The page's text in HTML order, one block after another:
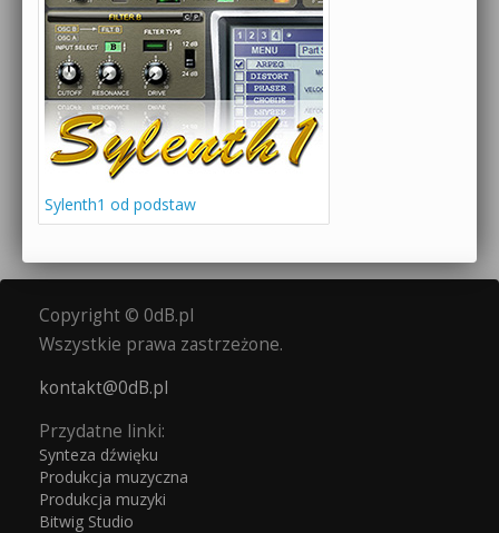
Sylenth1 od podstaw
Copyright © 0dB.pl
Wszystkie prawa zastrzeżone.
kontakt@0dB.pl
Przydatne linki:
Synteza dźwięku
Produkcja muzyczna
Produkcja muzyki
Bitwig Studio